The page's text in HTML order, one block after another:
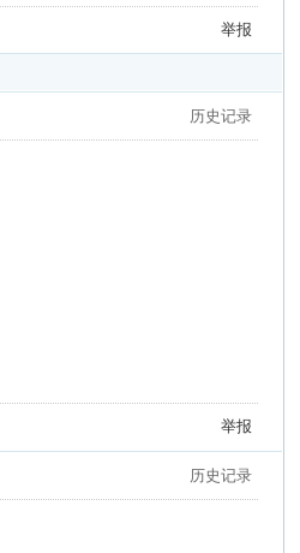
举报
历史记录
举报
历史记录